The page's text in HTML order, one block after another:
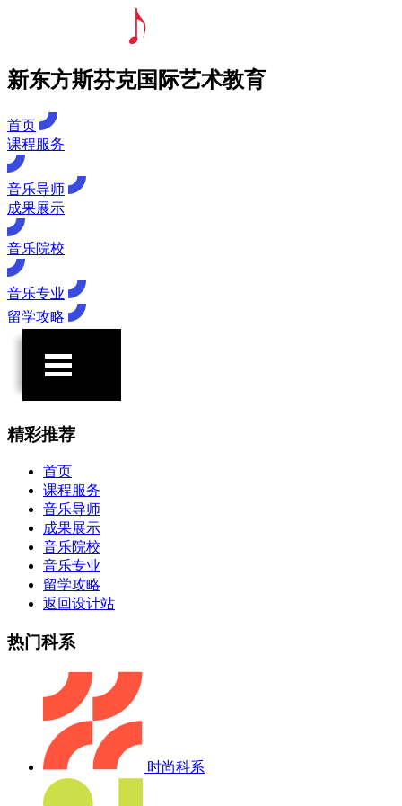
新东方斯芬克国际艺术教育
首页
课程服务
音乐导师
成果展示
音乐院校
音乐专业
留学攻略
精彩推荐
首页
课程服务
音乐导师
成果展示
音乐院校
音乐专业
留学攻略
返回设计站
热门科系
时尚科系